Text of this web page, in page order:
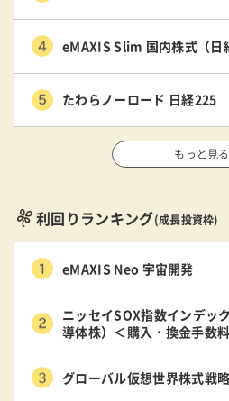
eMAXIS Slim 国内株式（日
たわらノーロード 日経225
もっと見る
利回りランキング(成長投資枠)
eMAXIS Neo 宇宙開発
ニッセイSOX指数インデッ
導体株）＜購入・換金手数
グローバル仮想世界株式戦